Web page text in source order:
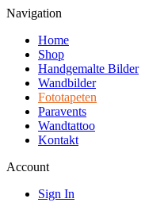
Navigation
Home
Shop
Handgemalte Bilder
Wandbilder
Fototapeten
Paravents
Wandtattoo
Kontakt
Account
Sign In